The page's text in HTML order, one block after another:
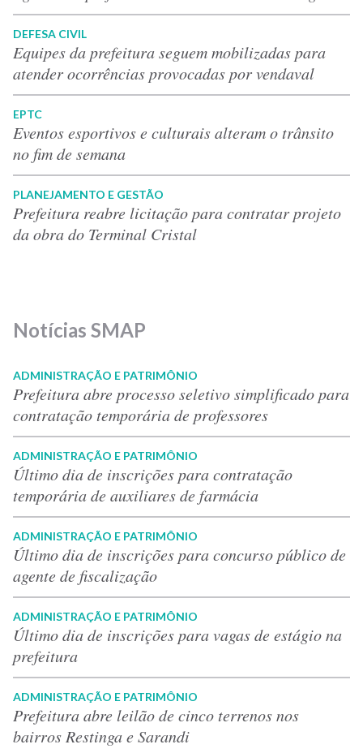
DEFESA CIVIL
Equipes da prefeitura seguem mobilizadas para
atender ocorrências provocadas por vendaval
EPTC
Eventos esportivos e culturais alteram o trânsito
no fim de semana
PLANEJAMENTO E GESTÃO
Prefeitura reabre licitação para contratar projeto
da obra do Terminal Cristal
Notícias SMAP
ADMINISTRAÇÃO E PATRIMÔNIO
Prefeitura abre processo seletivo simplificado para
contratação temporária de professores
ADMINISTRAÇÃO E PATRIMÔNIO
Último dia de inscrições para contratação
temporária de auxiliares de farmácia
ADMINISTRAÇÃO E PATRIMÔNIO
Último dia de inscrições para concurso público de
agente de fiscalização
ADMINISTRAÇÃO E PATRIMÔNIO
Último dia de inscrições para vagas de estágio na
prefeitura
ADMINISTRAÇÃO E PATRIMÔNIO
Prefeitura abre leilão de cinco terrenos nos
bairros Restinga e Sarandi